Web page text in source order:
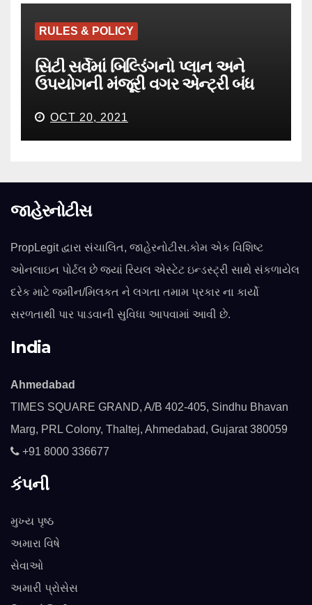
RULES & POLICY
સિટી સર્વેમાં બિલ્ડિંગનો પ્લાન અને
ઉપયોગની મંજૂરી વગર એન્ટ્રી બંધ
OCT 20, 2021
જાહેરનોટીસ
PropLegit દ્વારા સંચાલિત, જાહેરનોટીસ.કોમ એક વિશિષ્ટ
ઓનલાઇન પોર્ટલ છે જ્યાં રિયલ એસ્ટેટ ઇન્ડસ્ટ્રી સાથે સંકળાયેલ
દરેક માટે જમીન/મિલકત ને લગતા તમામ પ્રકાર ના કાર્યો
સરળતાથી પાર પાડવાની સુવિધા આપવામાં આવી છે.
India
Ahmedabad
TIMES SQUARE GRAND, A/B 402-405, Sindhu Bhavan
Marg, PRL Colony, Thaltej, Ahmedabad, Gujarat 380059
+91 8000 336677
કંપની
મુખ્ય પૃષ્ઠ
અમારા વિષે
સેવાઓ
અમારી પ્રોસેસ